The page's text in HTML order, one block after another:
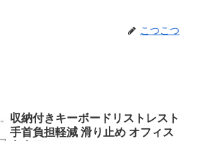
こつこつ
収納付きキーボードリストレスト
手首負担軽減 滑り止め オフィス